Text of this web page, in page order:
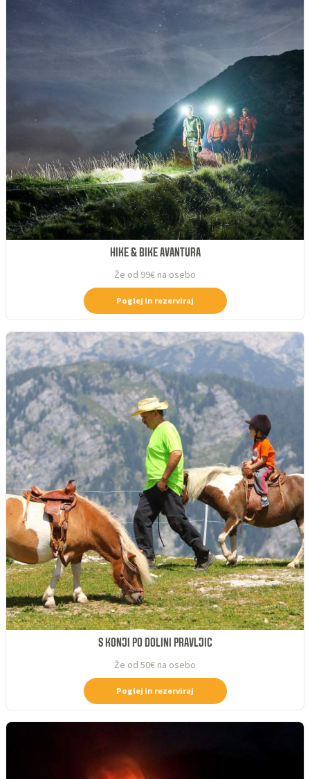
HIKE & BIKE AVANTURA
Že od 99€ na osebo
Poglej in rezerviraj
S KONJI PO DOLINI PRAVLJIC
Že od 50€ na osebo
Poglej in rezerviraj